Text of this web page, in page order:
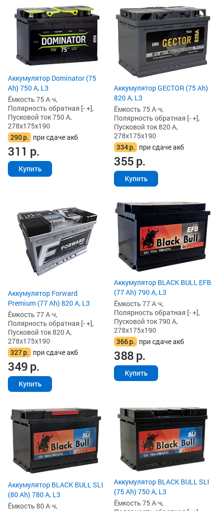
Аккумулятор Dominator (75
Ah) 750 А, L3
Ёмкость 75 А·ч,
Полярность обратная [- +],
Пусковой ток 750 А,
278x175x190
290р. при сдаче акб
311 р.
Купить
Аккумулятор GECTOR (75 Ah)
820 А, L3
Ёмкость 75 А·ч,
Полярность обратная [- +],
Пусковой ток 820 А,
278x175x190
334р. при сдаче акб
355р.
Купить
Аккумулятор Forward
Premium (77 Ah) 820 А, L3
Ёмкость 77 А·ч,
Полярность обратная [- +],
Пусковой ток 820 А,
278x175x190
327р. при сдаче акб
349р.
Купить
Аккумулятор BLACK BULL EFB
(77 Ah) 790 А, L3
Ёмкость 77 А·ч,
Полярность обратная [- +],
Пусковой ток 790 А,
278x175x190
366р. при сдаче акб
388р.
Купить
Аккумулятор BLACK BULL SLI
(80 Ah) 780 А, L3
Ёмкость 80 А·ч,
Аккумулятор BLACK BULL SLI
(75 Ah) 750 А, L3
Ёмкость 75 А·ч,